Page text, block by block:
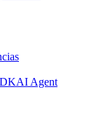
AI Agent